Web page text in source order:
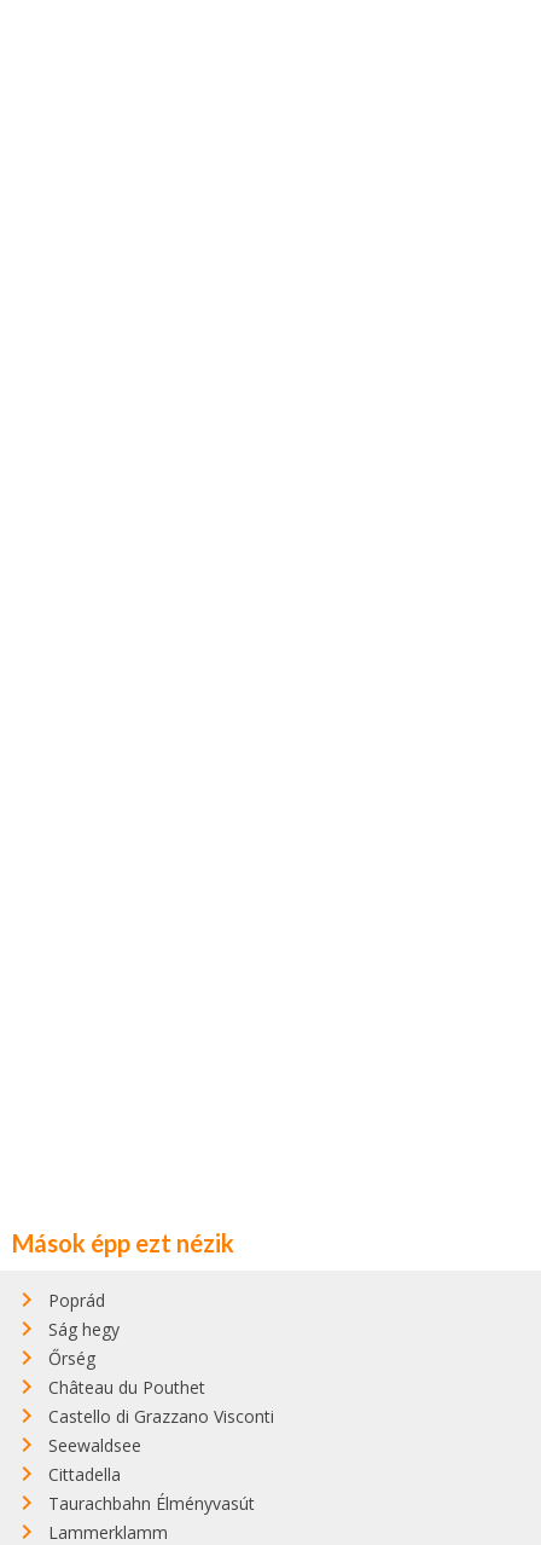
Mások épp ezt nézik
Poprád
Ság hegy
Őrség
Château du Pouthet
Castello di Grazzano Visconti
Seewaldsee
Cittadella
Taurachbahn Élményvasút
Lammerklamm